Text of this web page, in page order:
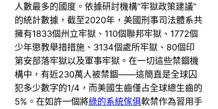
人數最多的國度。依據研討機構“牢獄政策建議”
的統計數據，截至2020年，美國刑事司法體系共
擁有1833個州立牢獄、110個聯邦牢獄、1772個
少年懲教舉措措施、3134個處所牢獄、80個印
第安部落牢獄以及軍事牢獄。在一切這些禁錮機
構中，有近230萬人被禁錮——這簡直是全球囚
犯多少數字的1/4，而美國生齒僅占全球總生齒的
5%。在如許一個將綠的系統傢俱軟禁作為習用手